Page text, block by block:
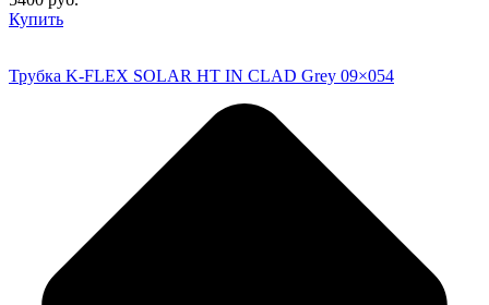
Купить
Трубка K-FLEX SOLAR HT IN CLAD Grey 09×054